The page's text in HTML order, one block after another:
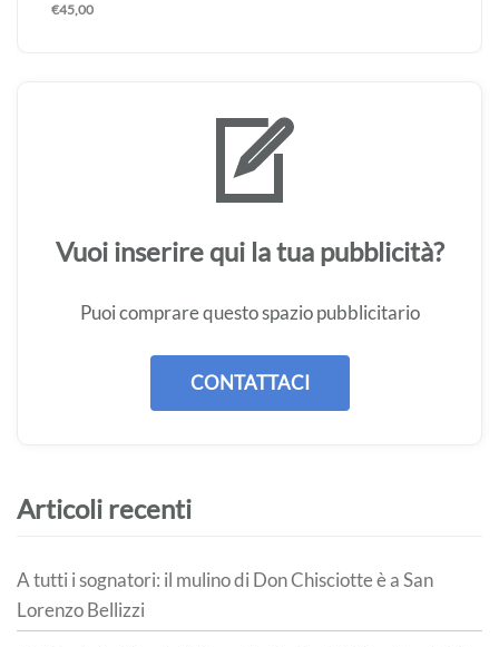
€45,00
Vuoi inserire qui la tua pubblicità?
Puoi comprare questo spazio pubblicitario
CONTATTACI
Articoli recenti
A tutti i sognatori: il mulino di Don Chisciotte è a San
Lorenzo Bellizzi